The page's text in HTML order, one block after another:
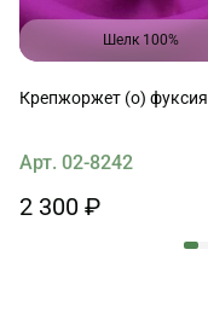
Шелк 100%
Крепжоржет (о) фуксия
Арт. 02-8242
2 300 ₽